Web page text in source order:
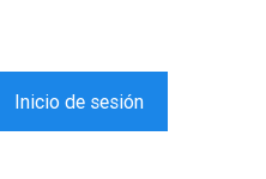
Inicio de sesión